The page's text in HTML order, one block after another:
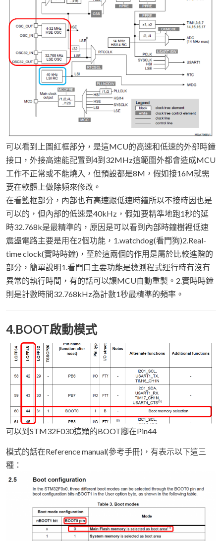
可以看到上圖紅框部分，是這MCU的高速和低速的外部時鐘
接口，外接高速能配置到4到32MHz這範圍外都會造成MCU
工作不正常或不能燒入，但預設都是8M，假如接16M就需
要在軟體上做除頻來修改。
在看籃框部分，內部也有高速跟低速時鐘所以不接時因也是
可以的，但內部的低速是40kHz，假如要精準地跑1秒的延
時32.768k是最精準的，原因是可以看到內部時鐘樹裡低速
震盪電路主要是用在2個功能，1.watchdog(看門狗)2.Real-
time clock(實時時鐘)，至於這兩個的作用是屬於比較進階的
部分，簡單說明1.看門口主要功能是檢測程式運行時有沒有
異常的執行時間，有的話可以讓MCU自動重製。2.實時時鐘
則是計數時間32.768kHz為計數1秒最精準的頻率。
4.BOOT啟動模式
可以到STM32F030這顆的BOOT腳在Pin44
模式的話在Reference manual(參考手冊)，有表示以下這三
種：